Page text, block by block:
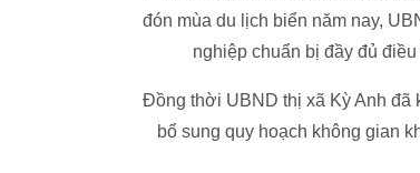
đón mùa du lịch biển năm nay,
nghiệp chuẩn bị đầy đủ
Đồng thời UBND thị xã Kỳ Anh đã
bổ sung quy hoạch không gian